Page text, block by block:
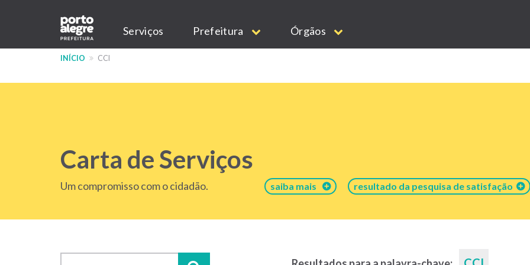
conteúdo
Main
navigation
Serviços Prefeitura Órgãos
INÍCIO CCI
Carta de Serviços
Um compromisso com o cidadão. saiba mais resultado da pesquisa de satisfação